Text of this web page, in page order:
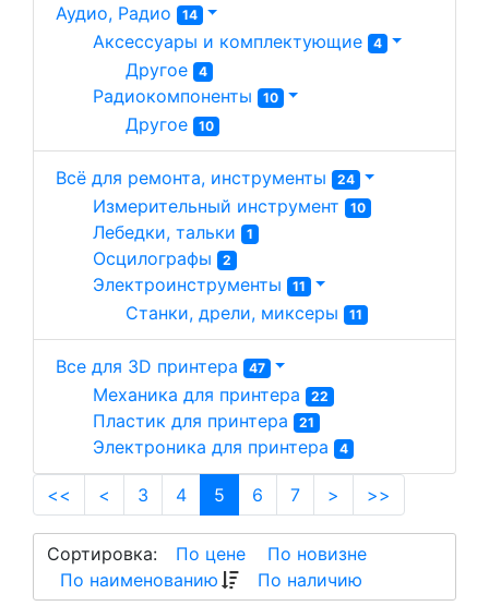
Аудио, Радио 14
Аксессуары и комплектующие 4
Другое 4
Радиокомпоненты 10
Другое 10
Всё для ремонта, инструменты 24
Измерительный инструмент 10
Лебедки, тальки 1
Осцилографы 2
Электроинструменты 11
Станки, дрели, миксеры 11
Все для 3D принтера 47
Механика для принтера 22
Пластик для принтера 21
Электроника для принтера 4
<< < 3 4 5 (current)
6 7 > >>
Сортировка: По цене
По новизне
По наименованию
По наличию